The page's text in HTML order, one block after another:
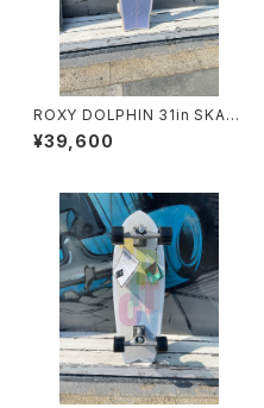
ROXY DOLPHIN 31in SKAT
EBOARD
¥39,600